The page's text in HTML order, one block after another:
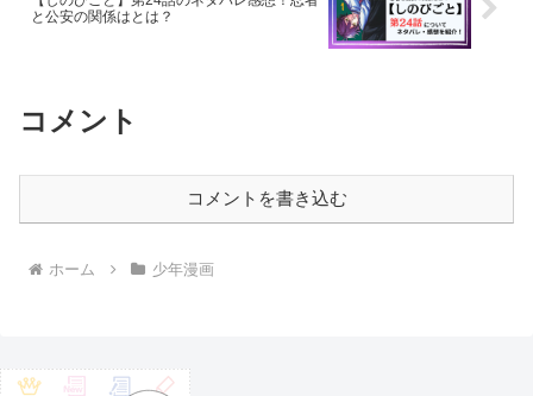
と公安の関係はとは？
コメント
コメントを書き込む
ホーム 少年漫画